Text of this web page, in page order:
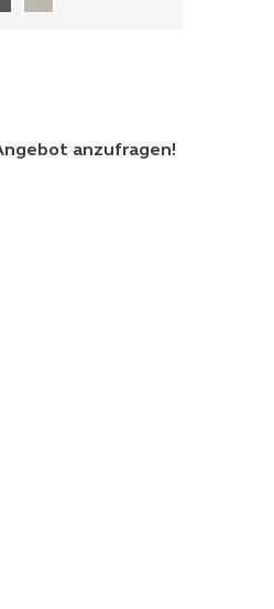
anzufragen!